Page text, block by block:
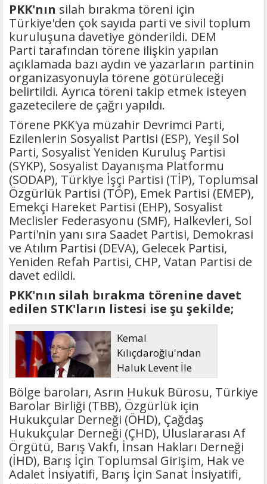
PKK'nın silah bırakma töreni için
Türkiye'den çok sayıda parti ve sivil toplum
kuruluşuna davetiye gönderildi. DEM
Parti tarafından törene ilişkin yapılan
açıklamada bazı aydın ve yazarların partinin
organizasyonuyla törene götürüleceği
belirtildi. Ayrıca töreni takip etmek isteyen
gazetecilere de çağrı yapıldı.
Törene PKK'ya müzahir Devrimci Parti,
Ezilenlerin Sosyalist Partisi (ESP), Yeşil Sol
Parti, Sosyalist Yeniden Kuruluş Partisi
(SYKP), Sosyalist Dayanışma Platformu
(SODAP), Türkiye İşçi Partisi (TİP), Toplumsal
Özgürlük Partisi (TÖP), Emek Partisi (EMEP),
Emekçi Hareket Partisi (EHP), Sosyalist
Meclisler Federasyonu (SMF), Halkevleri, Sol
Parti'nin yanı sıra Saadet Partisi, Demokrasi
ve Atılım Partisi (DEVA), Gelecek Partisi,
Yeniden Refah Partisi, CHP, Vatan Partisi de
davet edildi.
PKK'nın silah bırakma törenine davet
edilen STK'ların listesi ise şu şekilde;
Kemal
Kılıçdaroğlu'ndan
Haluk Levent İle
İlgili Açıklama
Bölge baroları, Asrın Hukuk Bürosu, Türkiye
Barolar Birliği (TBB), Özgürlük için
Hukukçular Derneği (ÖHD), Çağdaş
Hukukçular Derneği (ÇHD), Uluslararası Af
Örgütü, Barış Vakfı, İnsan Hakları Derneği
(İHD), Barış İçin Toplumsal Girişim, Hak ve
Adalet İnsiyatifi, Barış İçin Sanat İnsiyatifi,